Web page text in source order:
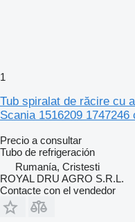
1
Tub spiralat de răcire cu
Scania 1516209 1747246
Precio a consultar
Tubo de refrigeración
Rumanía, Cristesti
ROYAL DRU AGRO S.R.L.
Contacte con el vendedor